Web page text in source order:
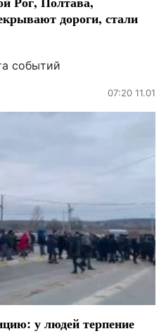
дороги, стали
событий
07:20 11.01
у людей терпение